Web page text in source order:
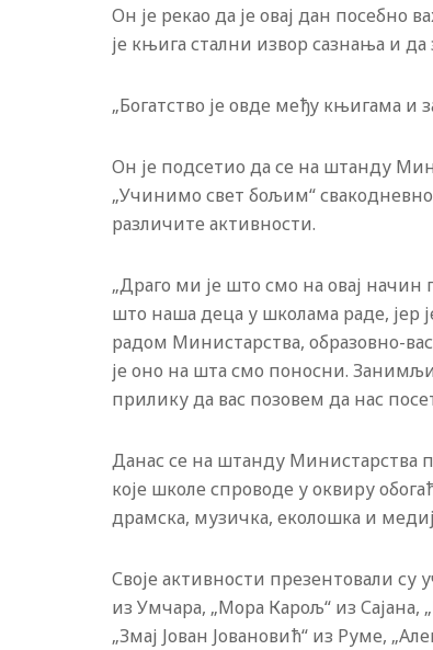
Он је рекао да је овај дан посебно
је књига стални извор сазнања и
„Богатство је овде међу књигама и
Он је подсетио да се на штанду
„Учинимо свет бољим“
различите активности.
„Драго ми је што смо на овај
што наша деца у школама раде, јер
радом Министарства, образовно-
је оно на шта смо поносни.
прилику да вас позовем да нас
Данас се на штанду Министарства
које школе спроводе у оквиру
драмска, музичка, еколошка и
Своје активности презентовали
из Умчара, „Мора Карољ“ из Сајана,
„Змај Јован Јовановић“ из Руме,